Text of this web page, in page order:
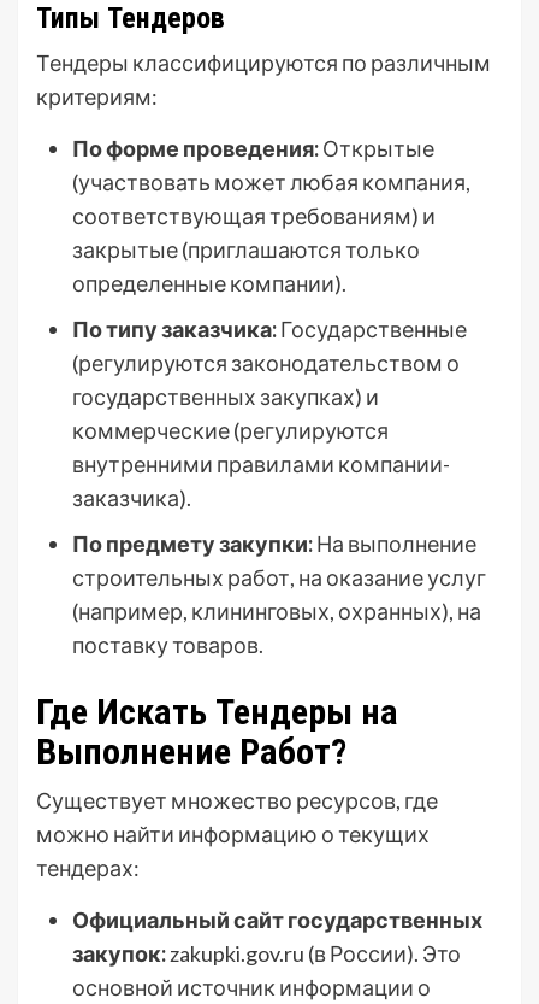
Типы Тендеров
Тендеры классифицируются по различным
критериям:
По форме проведения:Открытые
(участвовать может любая компания,
соответствующая требованиям) и
закрытые (приглашаются только
определенные компании).
По типу заказчика:Государственные
(регулируются законодательством о
государственных закупках) и
коммерческие (регулируются
внутренними правилами компании-
заказчика).
По предмету закупки:На выполнение
строительных работ, на оказание услуг
(например, клининговых, охранных), на
поставку товаров.
Где Искать Тендеры на
Выполнение Работ?
Существует множество ресурсов, где
можно найти информацию о текущих
тендерах:
Официальный сайт государственных
закупок:zakupki.gov.ru (в России). Это
основной источник информации о